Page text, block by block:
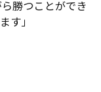
勝つことができ
す」